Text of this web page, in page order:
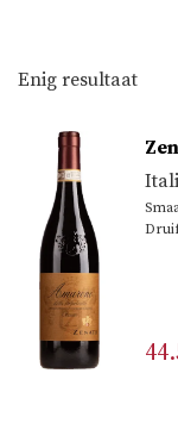
Enig resultaat